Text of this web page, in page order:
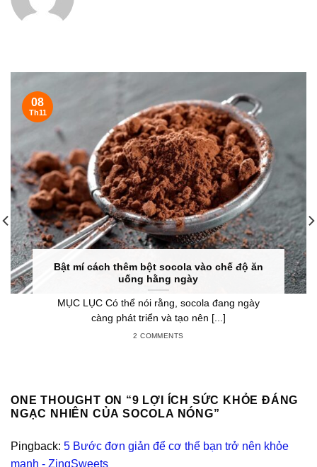
Bật mí cách thêm bột socola vào chế độ ăn
uống hằng ngày
MỤC LỤC Có thể nói rằng, socola đang ngày
càng phát triển và tạo nên [...]
2 COMMENTS
08
Th11
ONE THOUGHT ON “9 LỢI ÍCH SỨC KHỎE ĐÁNG
NGẠC NHIÊN CỦA SOCOLA NÓNG”
Pingback: 5 Bước đơn giản để cơ thể bạn trở nên khỏe
mạnh - ZingSweets